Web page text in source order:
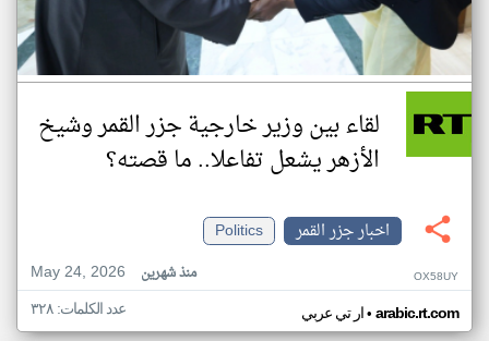
لقاء بين وزير خارجية جزر القمر وشيخ
الأزهر يشعل تفاعلا.. ما قصته؟
اخبار جزر القمر
Politics
May 24, 2026
منذ شهرين OX58UY
ار تي عربي• arabic.rt.com عدد الكلمات: ٣٢٨